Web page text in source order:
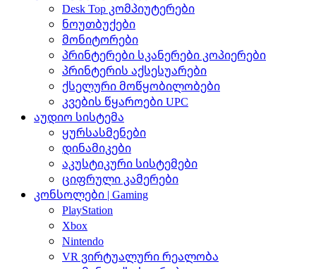
Desk Top კომპიუტერები
ნოუთბუქები
მონიტორები
პრინტერები სკანერები კოპიერები
პრინტერის აქსესუარები
ქსელური მოწყობილობები
კვების წყაროები UPC
აუდიო სისტემა
ყურსასმენები
დინამიკები
აკუსტიკური სისტემები
ციფრული კამერები
კონსოლები | Gaming
PlayStation
Xbox
Nintendo
VR ვირტუალური რეალობა